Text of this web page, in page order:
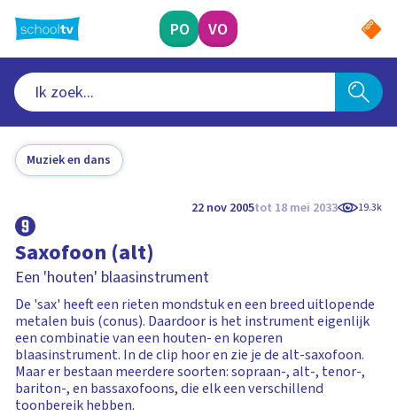
naar
hoofdinhoud
PO VO
Muziek en dans
22 nov 2005tot 18 mei 2033 19.3k
Saxofoon (alt)
Een 'houten' blaasinstrument
De 'sax' heeft een rieten mondstuk en een breed uitlopende
metalen buis (conus). Daardoor is het instrument eigenlijk
een combinatie van een houten- en koperen
blaasinstrument. In de clip hoor en zie je de alt-saxofoon.
Maar er bestaan meerdere soorten: sopraan-, alt-, tenor-,
bariton-, en bassaxofoons, die elk een verschillend
toonbereik hebben.